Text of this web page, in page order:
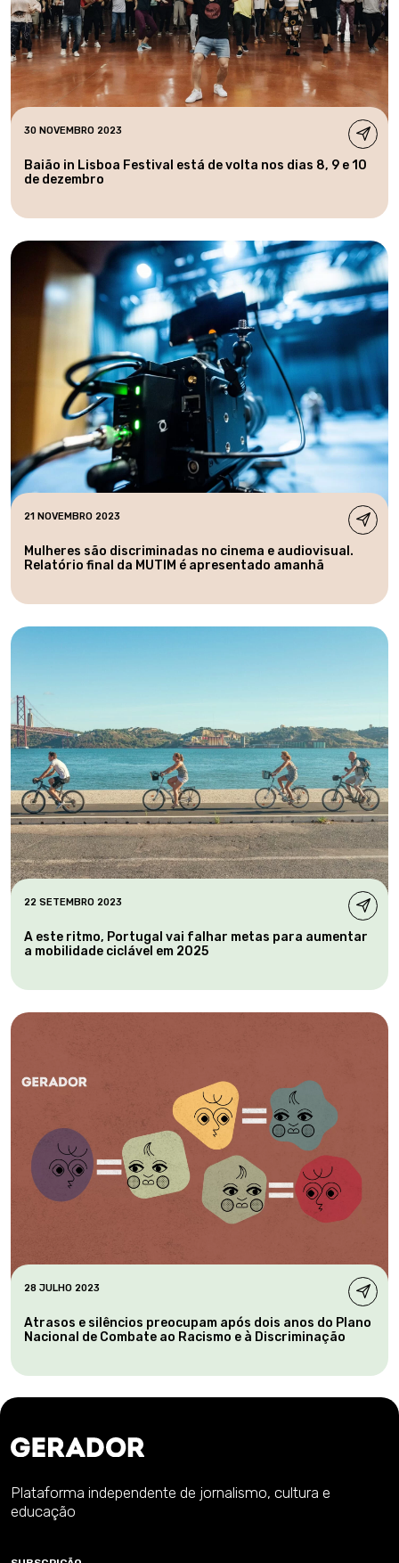
30 NOVEMBRO 2023
Baião in Lisboa Festival está de volta nos dias 8, 9 e 10
de dezembro
21 NOVEMBRO 2023
Mulheres são discriminadas no cinema e audiovisual.
Relatório final da MUTIM é apresentado amanhã
22 SETEMBRO 2023
A este ritmo, Portugal vai falhar metas para aumentar
a mobilidade ciclável em 2025
28 JULHO 2023
Atrasos e silêncios preocupam após dois anos do Plano
Nacional de Combate ao Racismo e à Discriminação
Plataforma independente de jornalismo, cultura e
educação